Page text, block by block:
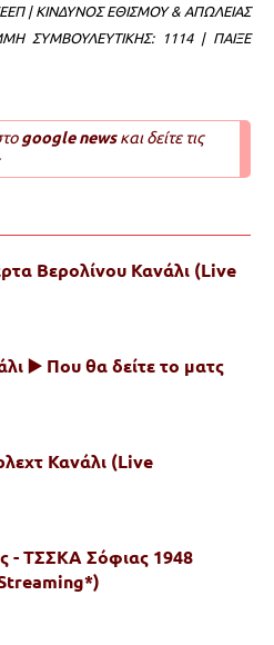
| ΚΙΝΔΥΝΟΣ ΕΘΙΣΜΟΥ & ΑΠΩΛΕΙΑΣ
ΣΥΜΒΟΥΛΕΥΤΙΚΗΣ: 1114 | ΠΑΙΞΕ
google newsκαι δείτε τις
Βερολίνου Κανάλι (Live
▶️ Που θα δείτε το ματς
Κανάλι (Live
- ΤΣΣΚΑ Σόφιας 1948